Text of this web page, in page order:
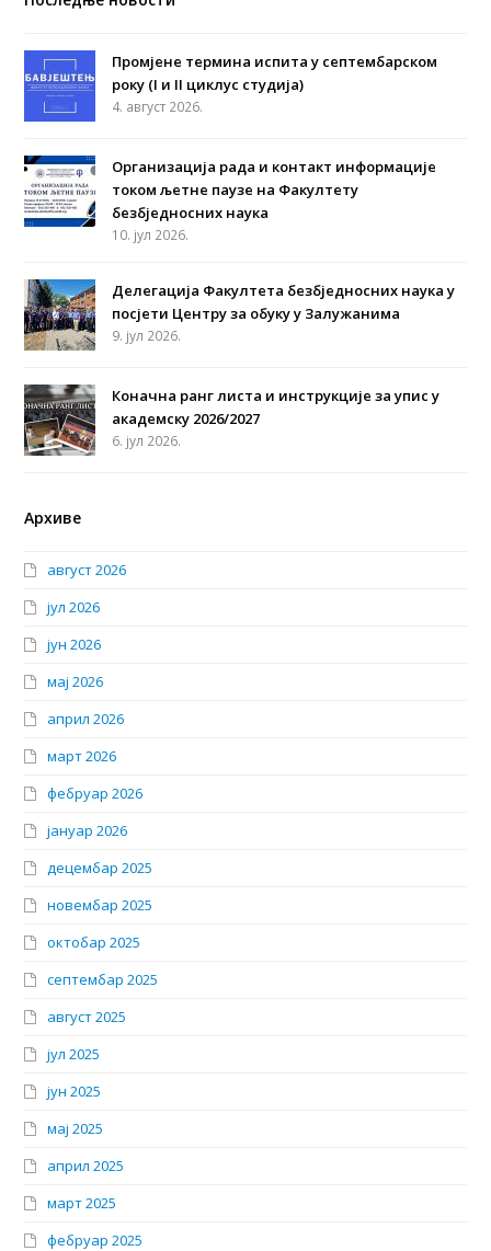
Промјене термина испита у септембарском
року (I и II циклус студија)
4. август 2026.
Организација рада и контакт информације
током љетне паузе на Факултету
безбједносних наука
10. јул 2026.
Делегација Факултета безбједносних наука у
посјети Центру за обуку у Залужанима
9. јул 2026.
Коначна ранг листа и инструкције за упис у
академску 2026/2027
6. јул 2026.
Архиве
август 2026
јул 2026
јун 2026
мај 2026
април 2026
март 2026
фебруар 2026
јануар 2026
децембар 2025
новембар 2025
октобар 2025
септембар 2025
август 2025
јул 2025
јун 2025
мај 2025
април 2025
март 2025
фебруар 2025